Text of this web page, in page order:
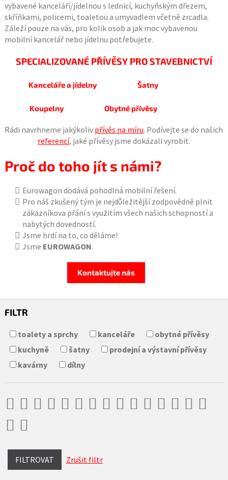
vybavené kanceláří/jídelnou s lednicí, kuchyňským dřezem,
skříňkami, policemi, toaletou a umyvadlem včetně zrcadla.
Záleží pouze na vás, pro kolik osob a jak moc vybavenou
mobilní kancelář nebo jídelnu potřebujete.
SPECIALIZOVANÉ PŘÍVĚSY PRO STAVEBNICTVÍ
Kanceláře a jídelny Šatny
Koupelny Obytné přívěsy
Rádi navrhneme jakýkoliv přívěs na míru. Podívejte se do našich
referencí, jaké přívěsy jsme dokázali vyrobit.
Proč do toho jít s námi?
Eurowagon dodává pohodlná mobilní řešení.
Pro náš zkušený tým je nejdůležitější zodpovědně plnit
zákazníkova přání s využitím všech našich schopností a
nabytých dovedností.
Jsme hrdí na to, co děláme!
Jsme EUROWAGON.
Kontaktujte nás
FILTR
toalety a sprchy kanceláře
obytné přívěsy
kuchyně
šatny
prodejní a výstavní přívěsy
kavárny
dílny
FILTROVAT Zrušit filtr